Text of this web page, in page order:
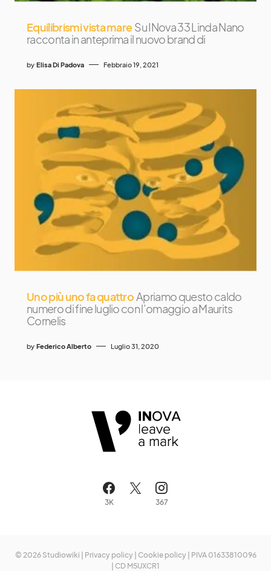
Equilibrismi vista mareSu INova 33 Linda Nano
racconta in anteprima il nuovo brand di
by Elisa Di Padova Febbraio 19, 2021
Uno più uno fa quattro Apriamo questo caldo
numero di fine luglio con l’omaggio a Maurits
Cornelis
by Federico Alberto Luglio 31, 2020
3K 367
© 2026 Studiowiki | Privacy policy| Cookie policy| PIVA 01633810096
| CD M5UXCR1